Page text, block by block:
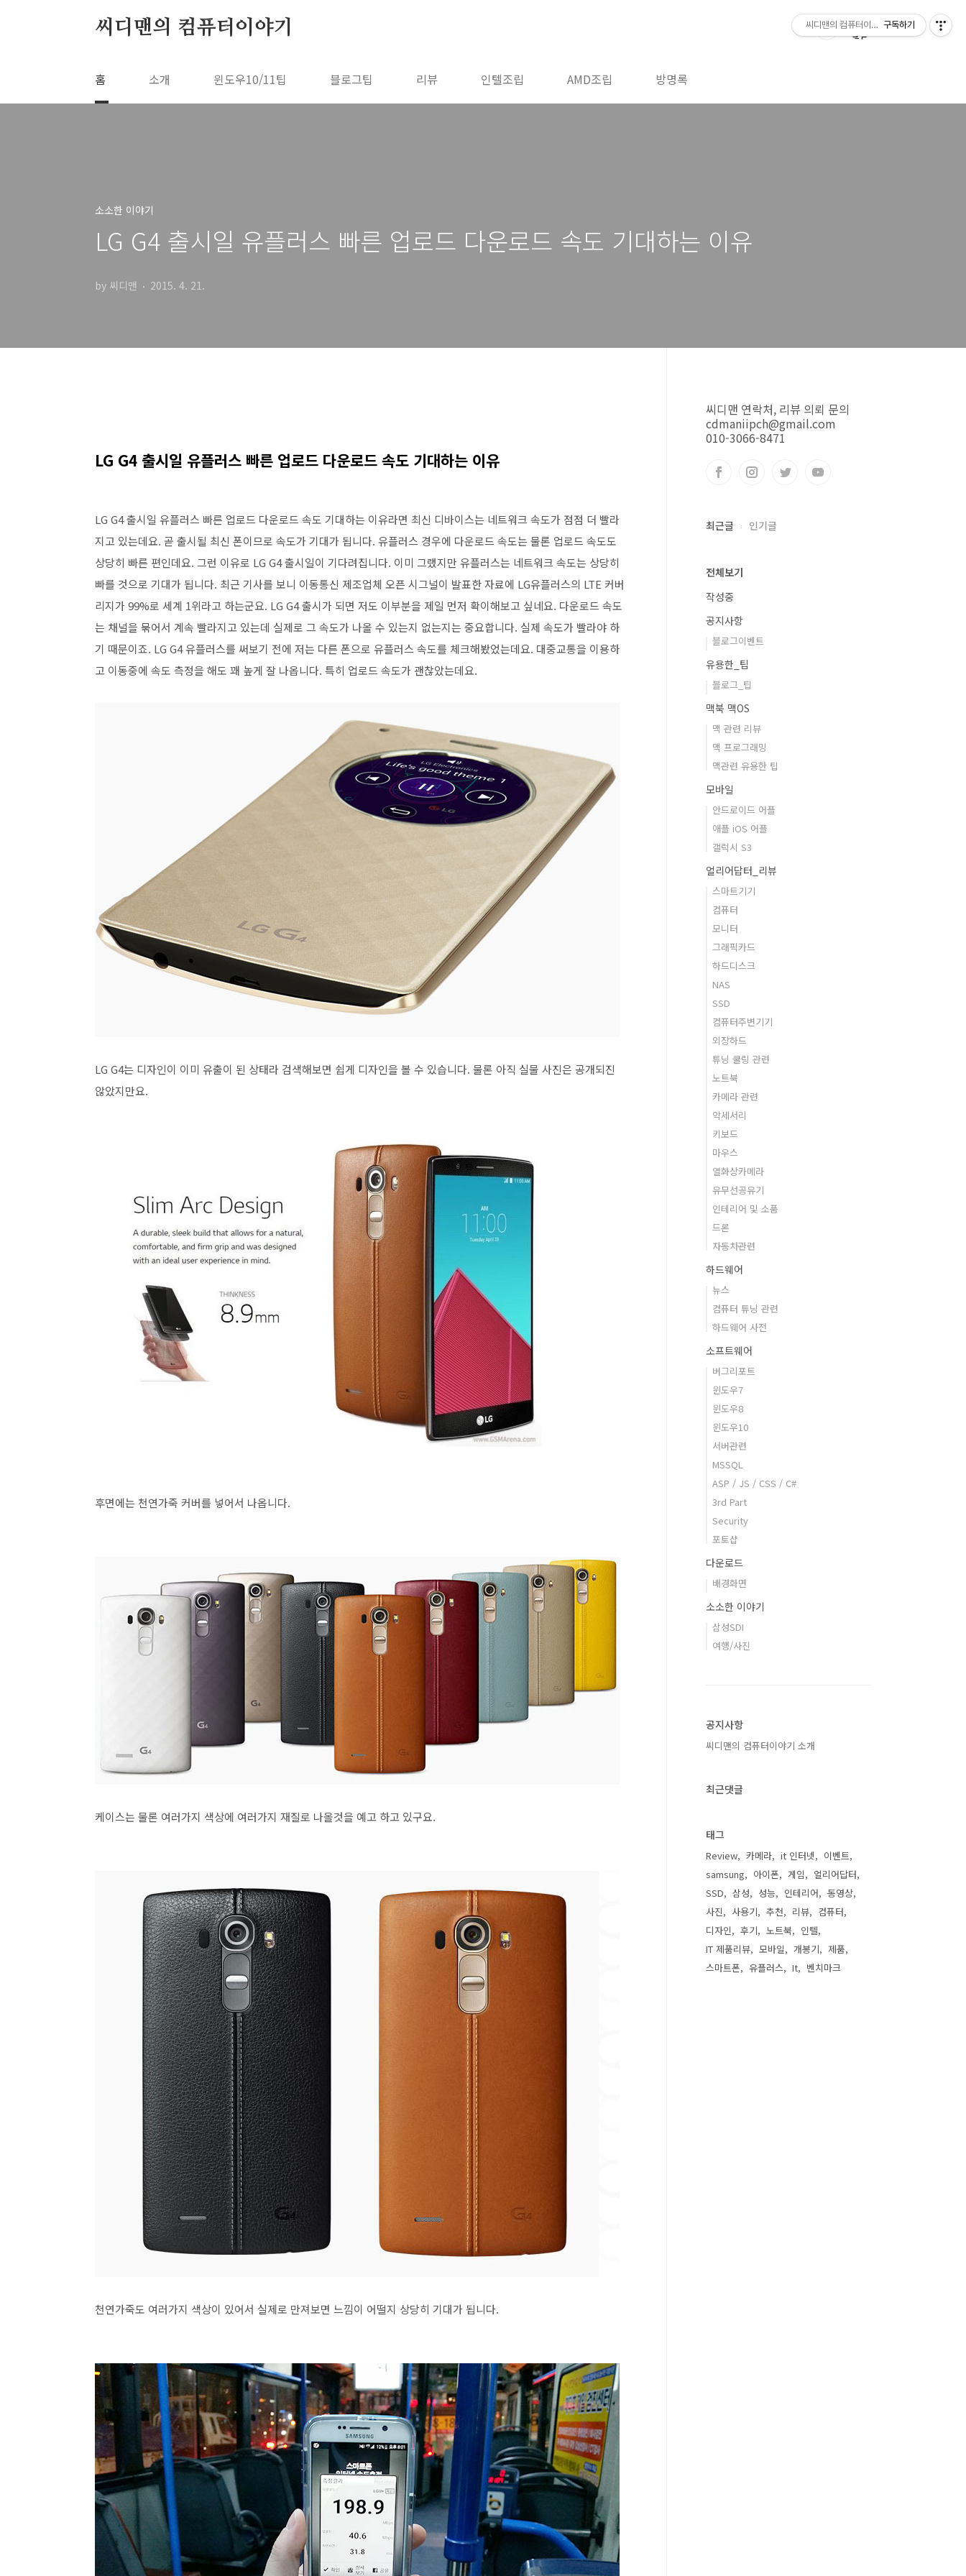
씨디맨의 컴퓨터이야기
홈 소개 윈도우10/11팁 블로그팁 리뷰 인텔조립 AMD조립 방명록
소소한 이야기
LG G4 출시일 유플러스 빠른 업로드 다운로드 속도 기대하는 이유
by 씨디맨 2015. 4. 21.
LG G4 출시일 유플러스 빠른 업로드 다운로드 속도 기대하는 이유
LG G4 출시일 유플러스 빠른 업로드 다운로드 속도 기대하는 이유라면 최신 디바이스는 네트워크 속도가 점점 더 빨라
지고 있는데요. 곧 출시될 최신 폰이므로 속도가 기대가 됩니다. 유플러스 경우에 다운로드 속도는 물론 업로드 속도도
상당히 빠른 편인데요. 그런 이유로 LG G4 출시일이 기다려집니다. 이미 그랬지만 유플러스는 네트워크 속도는 상당히
빠를 것으로 기대가 됩니다. 최근 기사를 보니 이동통신 제조업체 오픈 시그널이 발표한 자료에 LG유플러스의 LTE 커버
리지가 99%로 세계 1위라고 하는군요. LG G4 출시가 되면 저도 이부분을 제일 먼저 확이해보고 싶네요. 다운로드 속도
는 채널을 묶어서 계속 빨라지고 있는데 실제로 그 속도가 나올 수 있는지 없는지는 중요합니다. 실제 속도가 빨라야 하
기 때문이죠. LG G4 유플러스를 써보기 전에 저는 다른 폰으로 유플러스 속도를 체크해봤었는데요. 대중교통을 이용하
고 이동중에 속도 측정을 해도 꽤 높게 잘 나옵니다. 특히 업로드 속도가 괜찮았는데요.
LG G4는 디자인이 이미 유출이 된 상태라 검색해보면 쉽게 디자인을 볼 수 있습니다. 물론 아직 실물 사진은 공개되진
않았지만요.
후면에는 천연가죽 커버를 넣어서 나옵니다.
케이스는 물론 여러가지 색상에 여러가지 재질로 나올것을 예고 하고 있구요.
천연가죽도 여러가지 색상이 있어서 실제로 만져보면 느낌이 어떨지 상당히 기대가 됩니다.
씨디맨 연락처, 리뷰 의뢰 문의
cdmaniipch@gmail.com
010-3066-8471
최근글 인기글
전체보기
작성중
공지사항
블로그이벤트
유용한_팁
블로그_팁
맥북 맥OS
맥 관련 리뷰
맥 프로그래밍
맥관련 유용한 팁
모바일
안드로이드 어플
애플 iOS 어플
갤럭시 S3
얼리어답터_리뷰
스마트기기
컴퓨터
모니터
그래픽카드
하드디스크
NAS
SSD
컴퓨터주변기기
외장하드
튜닝 쿨링 관련
노트북
카메라 관련
악세서리
키보드
마우스
열화상카메라
유무선공유기
인테리어 및 소품
드론
자동차관련
하드웨어
뉴스
컴퓨터 튜닝 관련
하드웨어 사전
소프트웨어
버그리포트
윈도우7
윈도우8
윈도우10
서버관련
MSSQL
ASP / JS / CSS / C#
3rd Part
Security
포토샵
다운로드
배경화면
소소한 이야기
삼성SDI
여행/사진
공지사항
씨디맨의 컴퓨터이야기 소개
최근댓글
태그
Review 카메라 it 인터넷
이벤트
samsung
아이폰 게임
얼리어답터
SSD
삼성 성능 인테리어
동영상
사진
사용기 추천 리뷰
컴퓨터
디자인
후기 노트북
인텔
IT 제품리뷰
모바일 개봉기
제품
스마트폰
유플러스 It 벤치마크
씨디맨의 컴퓨터이야기구독하기